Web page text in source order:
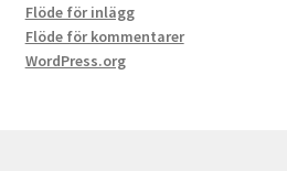
Flöde för inlägg
Flöde för kommentarer
WordPress.org